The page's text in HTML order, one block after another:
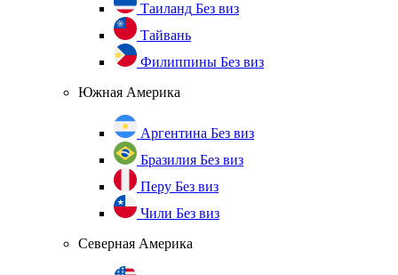
Таиланд Без виз
Тайвань
Филиппины Без виз
Южная Америка
Аргентина Без виз
Бразилия Без виз
Перу Без виз
Чили Без виз
Северная Америка